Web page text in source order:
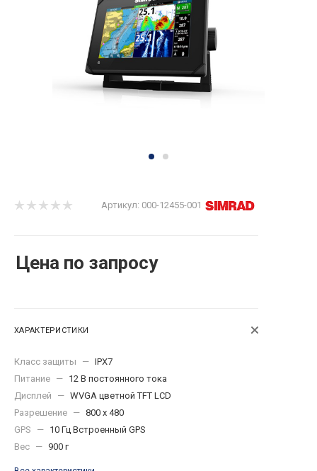
Артикул: 000-12455-001
Цена по запросу
ХАРАКТЕРИСТИКИ
Класс защиты — IPX7
Питание — 12 В постоянного тока
Дисплей
— WVGA цветной TFT LCD
Разрешение — 800 x 480
GPS
— 10 Гц Встроенный GPS
Вес — 900 г